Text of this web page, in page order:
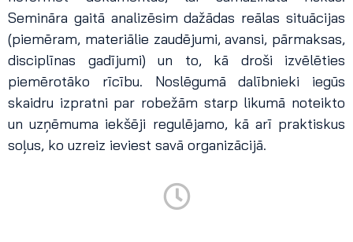
Semināra gaitā analizēsim dažādas reālas situācijas
(piemēram, materiālie zaudējumi, avansi, pārmaksas,
disciplīnas gadījumi) un to, kā droši izvēlēties
piemērotāko rīcību. Noslēgumā dalībnieki iegūs
skaidru izpratni par robežām starp likumā noteikto
un uzņēmuma iekšēji regulējamo, kā arī praktiskus
soļus, ko uzreiz ieviest savā organizācijā.